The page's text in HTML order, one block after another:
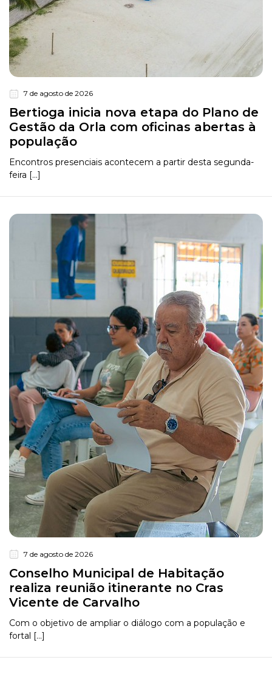
7 de agosto de 2026
Bertioga inicia nova etapa do Plano de
Gestão da Orla com oficinas abertas à
população
Encontros presenciais acontecem a partir desta segunda-
feira [...]
7 de agosto de 2026
Conselho Municipal de Habitação
realiza reunião itinerante no Cras
Vicente de Carvalho
Com o objetivo de ampliar o diálogo com a população e
fortal [...]